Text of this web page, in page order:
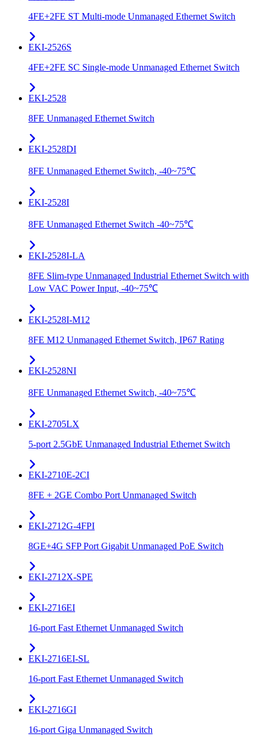
4FE+2FE ST Multi-mode Unmanaged Ethernet Switch
EKI-2526S
4FE+2FE SC Single-mode Unmanaged Ethernet Switch
EKI-2528
8FE Unmanaged Ethernet Switch
EKI-2528DI
8FE Unmanaged Ethernet Switch, -40~75℃
EKI-2528I
8FE Unmanaged Ethernet Switch -40~75℃
EKI-2528I-LA
8FE Slim-type Unmanaged Industrial Ethernet Switch with
Low VAC Power Input, -40~75℃
EKI-2528I-M12
8FE M12 Unmanaged Ethernet Switch, IP67 Rating
EKI-2528NI
8FE Unmanaged Ethernet Switch, -40~75℃
EKI-2705LX
5-port 2.5GbE Unmanaged Industrial Ethernet Switch
EKI-2710E-2CI
8FE + 2GE Combo Port Unmanaged Switch
EKI-2712G-4FPI
8GE+4G SFP Port Gigabit Unmanaged PoE Switch
EKI-2712X-SPE
EKI-2716EI
16-port Fast Ethernet Unmanaged Switch
EKI-2716EI-SL
16-port Fast Ethernet Unmanaged Switch
EKI-2716GI
16-port Giga Unmanaged Switch